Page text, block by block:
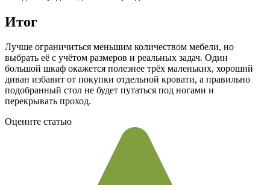
Итог
Лучше ограничиться меньшим количеством мебели, но
выбрать её с учётом размеров и реальных задач. Один
большой шкаф окажется полезнее трёх маленьких, хороший
диван избавит от покупки отдельной кровати, а правильно
подобранный стол не будет путаться под ногами и
перекрывать проход.
Оцените статью